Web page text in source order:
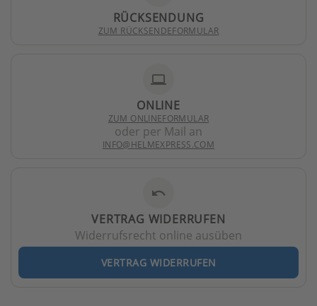
RÜCKSENDUNG
ZUM RÜCKSENDEFORMULAR
laptop
ONLINE
ZUM ONLINEFORMULAR
oder per Mail an
INFO@HELMEXPRESS.COM
undo
VERTRAG WIDERRUFEN
Widerrufsrecht online ausüben
VERTRAG WIDERRUFEN